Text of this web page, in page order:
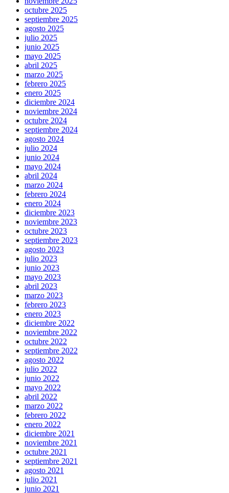
octubre 2025
septiembre 2025
agosto 2025
julio 2025
junio 2025
mayo 2025
abril 2025
marzo 2025
febrero 2025
enero 2025
diciembre 2024
noviembre 2024
octubre 2024
septiembre 2024
agosto 2024
julio 2024
junio 2024
mayo 2024
abril 2024
marzo 2024
febrero 2024
enero 2024
diciembre 2023
noviembre 2023
octubre 2023
septiembre 2023
agosto 2023
julio 2023
junio 2023
mayo 2023
abril 2023
marzo 2023
febrero 2023
enero 2023
diciembre 2022
noviembre 2022
octubre 2022
septiembre 2022
agosto 2022
julio 2022
junio 2022
mayo 2022
abril 2022
marzo 2022
febrero 2022
enero 2022
diciembre 2021
noviembre 2021
octubre 2021
septiembre 2021
agosto 2021
julio 2021
junio 2021